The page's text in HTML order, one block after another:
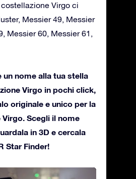
Virgo ci
Messier 49, Messier
Messier 60, Messier 61,
un nome alla tua stella
Virgo in pochi click,
originale e unico per la
Scegli il nome
in 3D e cercala
Star Finder!